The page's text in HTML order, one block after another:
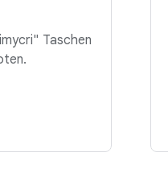
Taschen